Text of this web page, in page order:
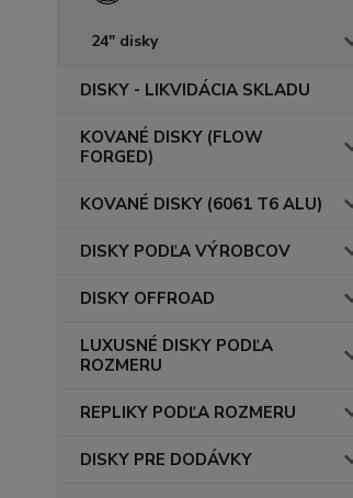
24" disky
DISKY - LIKVIDÁCIA SKLADU
KOVANÉ DISKY (FLOW
FORGED)
KOVANÉ DISKY (6061 T6 ALU)
DISKY PODĽA VÝROBCOV
DISKY OFFROAD
LUXUSNÉ DISKY PODĽA
ROZMERU
REPLIKY PODĽA ROZMERU
DISKY PRE DODÁVKY